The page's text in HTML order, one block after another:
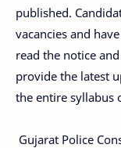
published.
vacancies and
read the notice
provide the latest
the entire syllabus
Gujarat Police